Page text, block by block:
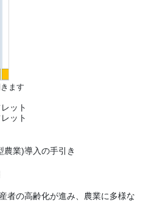
ます
ット
ット
農業)導入の手引き
者の高齢化が進み、農業に多様な